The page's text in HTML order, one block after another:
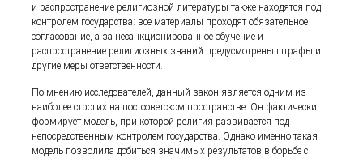
и распространение религиозной литературы также находятся под
контролем государства: все материалы проходят обязательное
согласование, а за несанкционированное обучение и
распространение религиозных знаний предусмотрены штрафы и
другие меры ответственности.
По мнению исследователей, данный закон является одним из
наиболее строгих на постсоветском пространстве. Он фактически
формирует модель, при которой религия развивается под
непосредственным контролем государства. Однако именно такая
модель позволила добиться значимых результатов в борьбе с